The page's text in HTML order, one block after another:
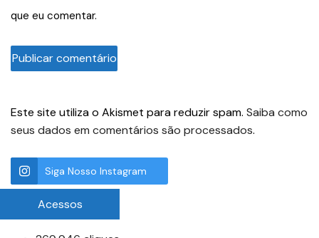
que eu comentar.
Este site utiliza o Akismet para reduzir spam. Saiba como
seus dados em comentários são processados.
Siga Nosso Instagram
Acessos